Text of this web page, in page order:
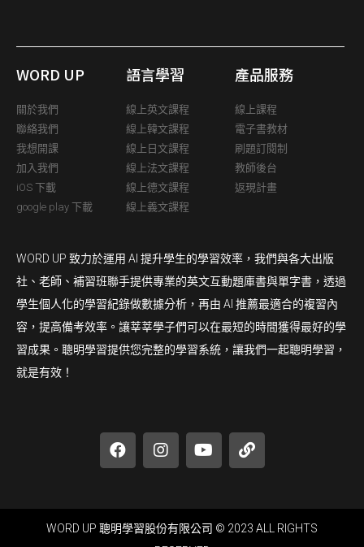
WORD UP
關於我們
聯絡我們
我想開課
加入我們
iOS 下載
google play 下載
語言學習
線上英文課程
線上韓文課程
線上日文課程
線上法文課程
線上德文課程
線上義文課程
產品服務
線上課程
電子書教材
刷題訂閱制
教師後台
返現計畫
WORD UP 致力於運用 AI 提升學生的學習效率，我們與各大出版
社、老師、補習班聯手提供專業的英文互動題庫書與單字書，透過
學生個人化的學習紀錄做數據分析，再由 AI 推薦最適合的複習內
容，提高備考效率。讓莘莘學子們可以在最短的時間獲得最好的學
習成果。聰明學習提供您完整的學習系統，讓我們一起聰明學習，
就是有效！
WORD UP 聰明學習股份有限公司 © 2023 ALL RIGHTS